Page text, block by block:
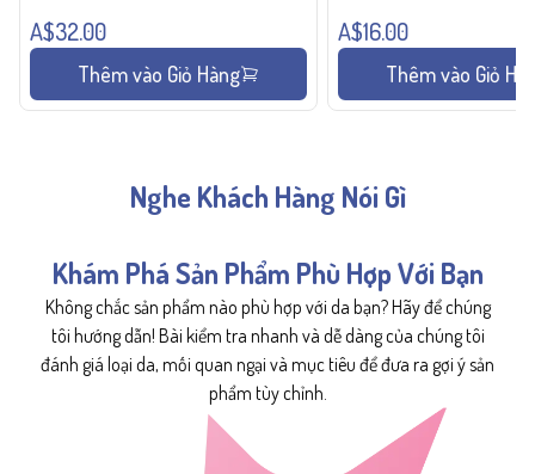
A$32.00
Thêm vào Giỏ Hàng
A$16.00
Thêm vào Giỏ
Nghe Khách Hàng Nói Gì
Khám Phá Sản Phẩm Phù Hợp Với Bạn
Không chắc sản phẩm nào phù hợp với da bạn? Hãy để chúng
tôi hướng dẫn! Bài kiểm tra nhanh và dễ dàng của chúng tôi
đánh giá loại da, mối quan ngại và mục tiêu để đưa ra gợi ý sản
phẩm tùy chỉnh.